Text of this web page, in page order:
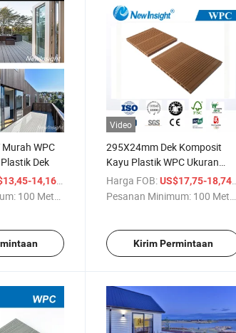
WPC
Dek
14,16
/ Meter persegi
100 Meter ...
Video
295X24mm Dek Komposit
Kayu Plastik WPC Ukuran
Besar
Harga FOB: US$17,75-18,74
Pesanan Minimum: 100 Meter ...
Kirim Permintaan